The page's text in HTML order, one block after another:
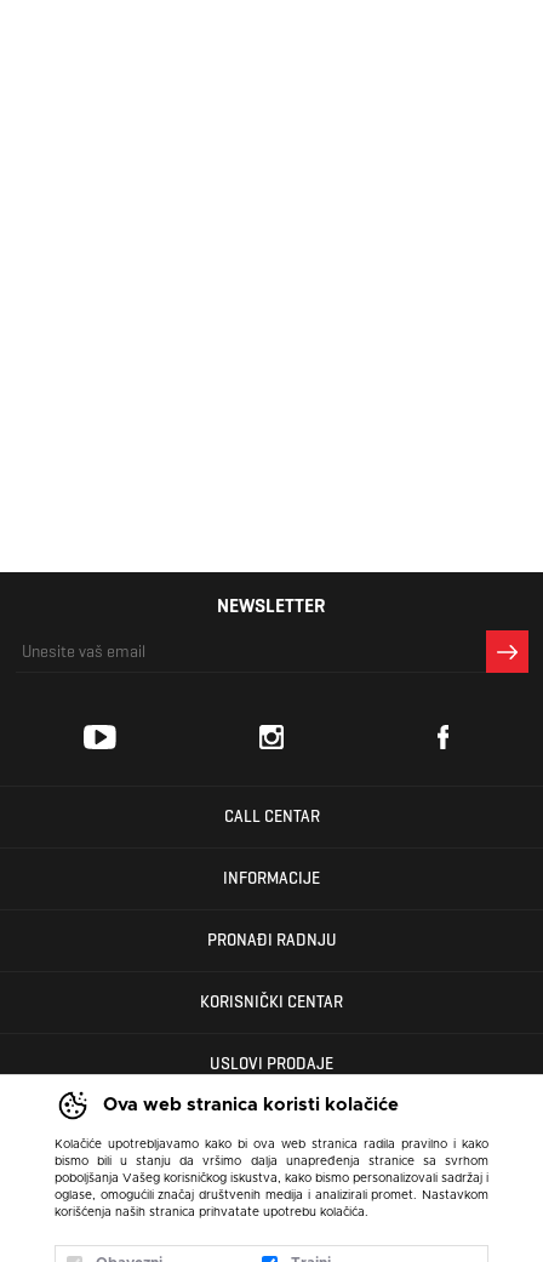
Ova web stranica koristi kolačiće
Kolačiće upotrebljavamo kako bi ova web stranica radila pravilno i kako
bismo bili u stanju da vršimo dalja unapređenja stranice sa svrhom
poboljšanja Vašeg korisničkog iskustva, kako bismo personalizovali sadržaj i
oglase, omogućili značaj društvenih medija i analizirali promet. Nastavkom
korišćenja naših stranica prihvatate upotrebu kolačića.
NEWSLETTER
CALL CENTAR
INFORMACIJE
PRONAĐI RADNJU
KORISNIČKI CENTAR
USLOVI PRODAJE